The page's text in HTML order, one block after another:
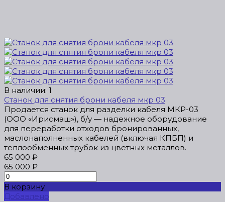
В наличии: 1
Станок для снятия брони кабеля мкр 03
Продается станок для разделки кабеля МКР-03
(ООО «Ирисмаш»), б/у — надежное оборудование
для переработки отходов бронированных,
маслонаполненных кабелей (включая КПБП) и
теплообменных трубок из цветных металлов.
65 000 ₽
65 000 ₽
В корзину
Добавлено